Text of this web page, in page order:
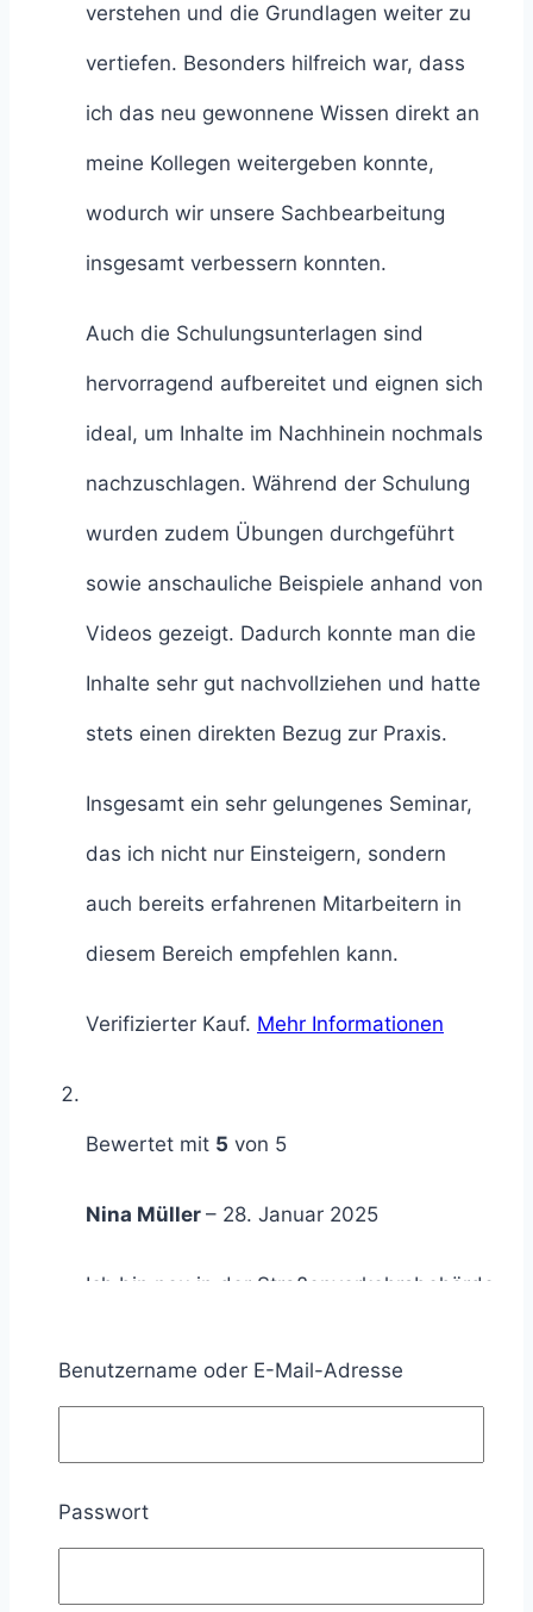
verstehen und die Grundlagen weiter zu
vertiefen. Besonders hilfreich war, dass
ich das neu gewonnene Wissen direkt an
meine Kollegen weitergeben konnte,
wodurch wir unsere Sachbearbeitung
insgesamt verbessern konnten.
Auch die Schulungsunterlagen sind
hervorragend aufbereitet und eignen sich
ideal, um Inhalte im Nachhinein nochmals
nachzuschlagen. Während der Schulung
wurden zudem Übungen durchgeführt
sowie anschauliche Beispiele anhand von
Videos gezeigt. Dadurch konnte man die
Inhalte sehr gut nachvollziehen und hatte
stets einen direkten Bezug zur Praxis.
Insgesamt ein sehr gelungenes Seminar,
das ich nicht nur Einsteigern, sondern
auch bereits erfahrenen Mitarbeitern in
diesem Bereich empfehlen kann.
Verifizierter Kauf. Mehr Informationen
Bewertet mit 5 von 5
Nina Müller – 28. Januar 2025
Ich bin neu in der Straßenverkehrsbehörde
Berührungspunkte mit dem Großraum-
Benutzername oder E-Mail-Adresse
Passwort